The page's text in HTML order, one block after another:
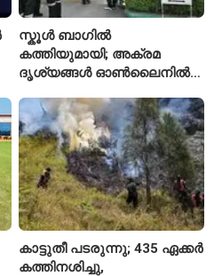
സ്കൂൾ ബാഗിൽ
കത്തിയുമായി; അക്രമ
ദൃശ്യങ്ങൾ ഓൺലൈനിൽ
കൗമാരക്കാരൻ
കാട്ടുതീ പടരുന്നു; 435 ഏക്കർ
കത്തിനശിച്ചു,